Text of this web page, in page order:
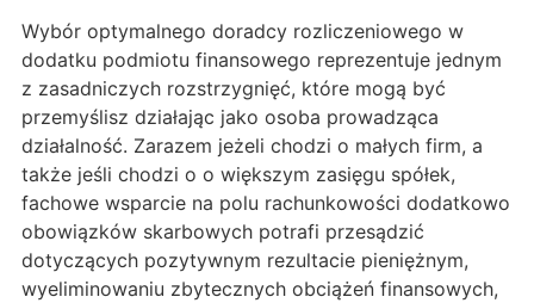
Wybór optymalnego doradcy rozliczeniowego w
dodatku podmiotu finansowego reprezentuje jednym
z zasadniczych rozstrzygnięć, które mogą być
przemyślisz działając jako osoba prowadząca
działalność. Zarazem jeżeli chodzi o małych firm, a
także jeśli chodzi o o większym zasięgu spółek,
fachowe wsparcie na polu rachunkowości dodatkowo
obowiązków skarbowych potrafi przesądzić
dotyczących pozytywnym rezultacie pieniężnym,
wyeliminowaniu zbytecznych obciążeń finansowych,